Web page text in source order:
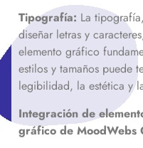
Tipografía: La
diseñar letras y
elemento gráfico
estilos y tamaños puede
legibilidad, la estética y
Integración de
gráfico de MoodWebs